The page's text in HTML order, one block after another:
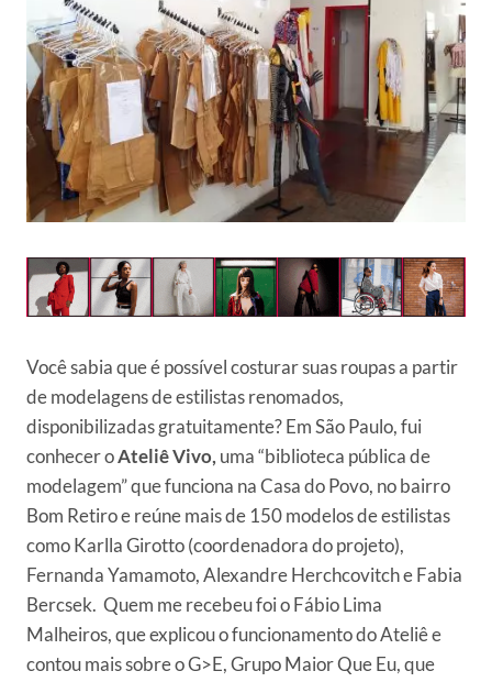
Você sabia que é possível costurar suas roupas a partir
de modelagens de estilistas renomados,
disponibilizadas gratuitamente? Em São Paulo, fui
conhecer oAteliê Vivo, uma “biblioteca pública de
modelagem” que funciona na Casa do Povo, no bairro
Bom Retiro e reúne mais de 150 modelos de estilistas
como Karlla Girotto (coordenadora do projeto),
Fernanda Yamamoto, Alexandre Herchcovitch e Fabia
Bercsek. Quem me recebeu foi o Fábio Lima
Malheiros, que explicou o funcionamento do Ateliê e
contou mais sobre o G>E, Grupo Maior Que Eu, que